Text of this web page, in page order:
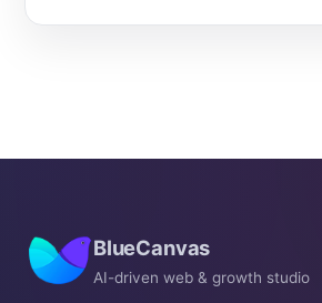
BlueCanvas
AI-driven web & growth studio